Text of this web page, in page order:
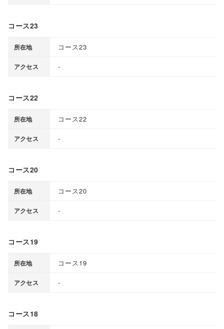
コース23
所在地 コース23
アクセス -
コース22
所在地 コース22
アクセス -
コース20
所在地 コース20
アクセス -
コース19
所在地 コース19
アクセス -
コース18